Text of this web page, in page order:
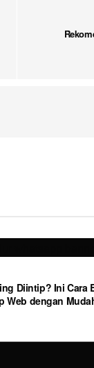
Diintip? Ini Cara
Web dengan